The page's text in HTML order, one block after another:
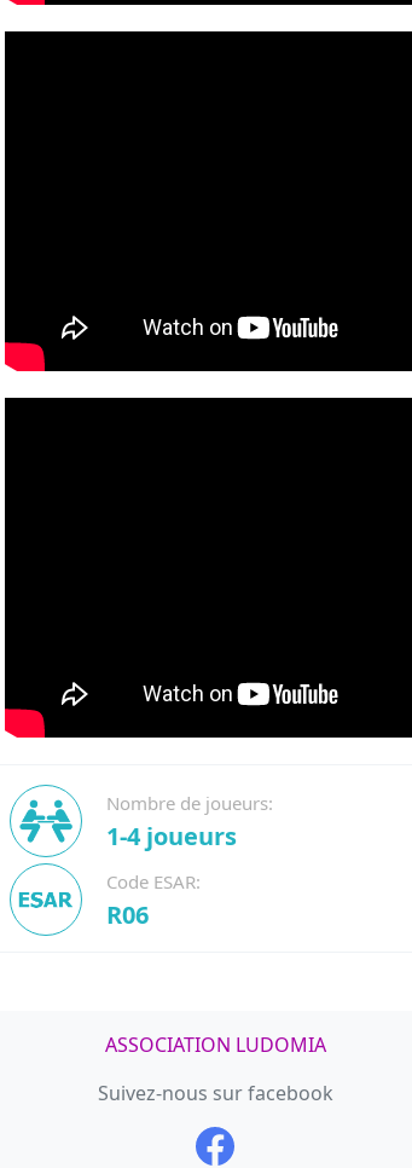
Nombre de joueurs:
1-4 joueurs
Code ESAR:
R06
ASSOCIATION LUDOMIA
Suivez-nous sur facebook